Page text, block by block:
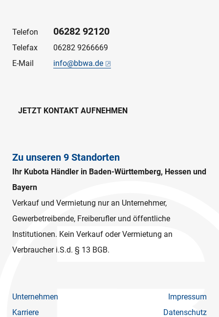
Telefon 06282 92120
Telefax
06282 9266669
E-Mail
info@bbwa.de
JETZT KONTAKT AUFNEHMEN
Zu unseren 9 Standorten
Ihr Kubota Händler in Baden-Württemberg, Hessen und
Bayern
Verkauf und Vermietung nur an Unternehmer,
Gewerbetreibende, Freiberufler und öffentliche
Institutionen. Kein Verkauf oder Vermietung an
Verbraucher i.S.d. § 13 BGB.
Unternehmen
Karriere
Impressum
Datenschutz